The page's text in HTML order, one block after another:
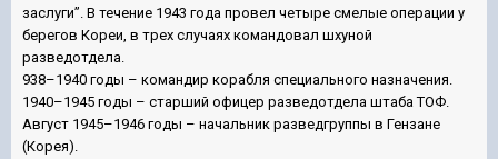
заслуги”. В течение 1943 года провел четыре смелые операции у
берегов Кореи, в трех случаях командовал шхуной
разведотдела.
938–1940 годы – командир корабля специального назначения.
1940–1945 годы – старший офицер разведотдела штаба ТОФ.
Август 1945–1946 годы – начальник разведгруппы в Гензане
(Корея).